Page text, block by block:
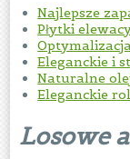
Najlepsze
Płytki
Eleganckie i
Naturalne
Eleganckie
Losowe